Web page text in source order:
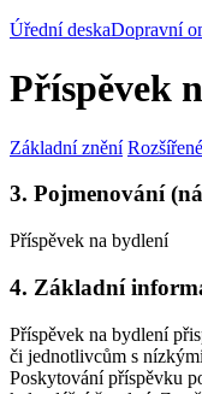
Úřední deskaDopravní
Příspěvek
Základní znění
3. Pojmenování
Příspěvek na bydlení
4. Základní
Příspěvek na bydlení
či jednotlivcům s
Poskytování příspěvku